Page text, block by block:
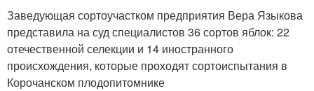
Заведующая сортоучастком предприятия Вера Языкова
представила на суд специалистов 36 сортов яблок: 22
отечественной селекции и 14 иностранного
происхождения, которые проходят сортоиспытания в
Корочанском плодопитомнике